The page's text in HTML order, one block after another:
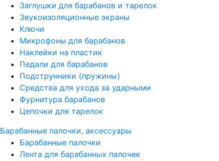
Заглушки для барабанов и тарелок
Звукоизоляционные экраны
Ключи
Микрофоны для барабанов
Наклейки на пластик
Педали для барабанов
Подструнники (пружины)
Средства для ухода за ударными
Фурнитура барабанов
Цепочки для тарелок
Барабанные палочки, аксессуары
Барабанные палочки
Лента для барабанных палочек